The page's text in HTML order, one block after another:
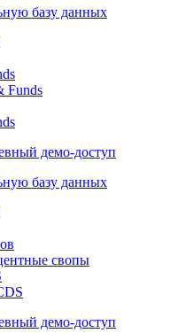
базу данных
Funds
демо-доступ
базу данных
свопы
демо-доступ